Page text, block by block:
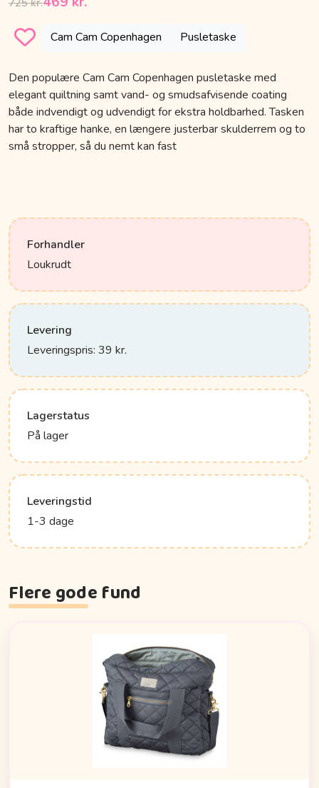
725 kr.
Cam Cam Copenhagen Pusletaske
Den populære Cam Cam Copenhagen pusletaske med
elegant quiltning samt vand- og smudsafvisende coating
både indvendigt og udvendigt for ekstra holdbarhed. Tasken
har to kraftige hanke, en længere justerbar skulderrem og to
små stropper, så du nemt kan fast
Forhandler
Loukrudt
Levering
Leveringspris: 39 kr.
Lagerstatus
På lager
Leveringstid
1-3 dage
Flere gode fund